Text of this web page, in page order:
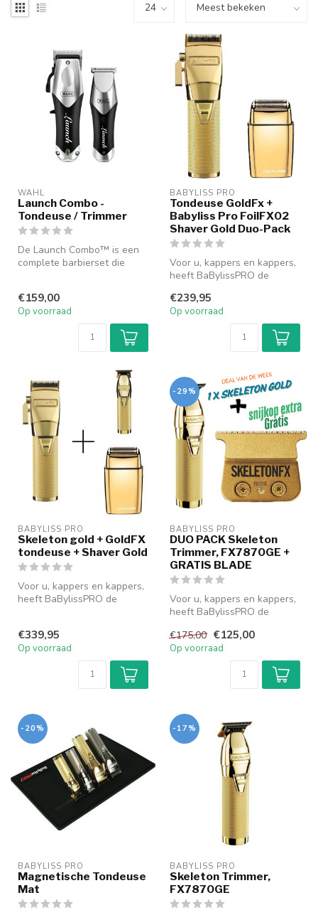
WAHL
Launch Combo -
Tondeuse / Trimmer
De Launch Combo™ is een
complete barbierset die
€159,00
Op voorraad
BABYLISS PRO
Tondeuse GoldFx +
Babyliss Pro FoilFX02
Shaver Gold Duo-Pack
Voor u, kappers en kappers,
heeft BaBylissPRO de
ontwikkel...
€239,95
Op voorraad
BABYLISS PRO
Skeleton gold + GoldFX
tondeuse + Shaver Gold
Voor u, kappers en kappers,
heeft BaBylissPRO de
€339,95
Op voorraad
-29%
BABYLISS PRO
DUO PACK Skeleton
Trimmer, FX7870GE +
GRATIS BLADE
Voor u, kappers en kappers,
heeft BaBylissPRO de
ontwikkel...
€175,00 €125,00
Op voorraad
-20%
BABYLISS PRO
Magnetische Tondeuse
Mat
-17%
BABYLISS PRO
Skeleton Trimmer,
FX7870GE